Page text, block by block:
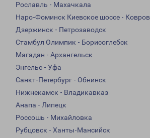
Рославль - Махачкала
Наро-Фоминск Киевское шоссе - Ковров
Дзержинск - Петрозаводск
Стамбул Олимпик - Борисоглебск
Магадан - Архангельск
Энгельс - Уфа
Санкт-Петербург - Обнинск
Нижнекамск - Владикавказ
Анапа - Липецк
Россошь - Михайловка
Рубцовск - Ханты-Мансийск